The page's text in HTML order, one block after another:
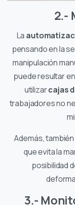
2.-
La
pensando en la
manipulación
puede resultar
utilizarcajas
trabajadores no
Además, también
que evita la
posibilidad
3.-